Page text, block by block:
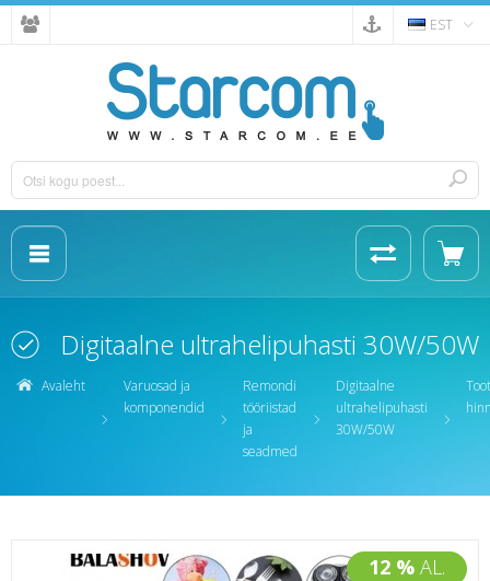
EST
Digitaalne ultrahelipuhasti 30W/50W
Avaleht
Varuosad ja
komponendid
Remondi
tööriistad
ja
seadmed
Digitaalne
ultrahelipuhasti
30W/50W
12 % AL.